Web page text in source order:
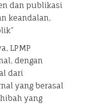
dan publikasi
keandalan,
LPMP
dengan
dari
yang berasal
yang